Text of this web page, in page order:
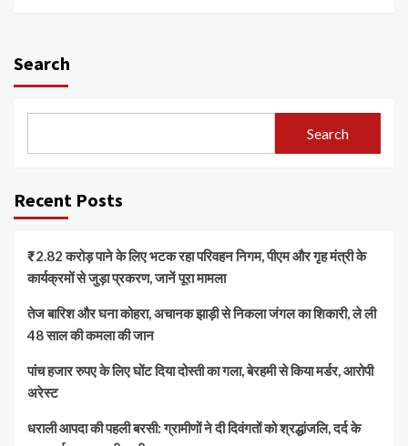
Search
Search
Recent Posts
₹2.82 करोड़ पाने के लिए भटक रहा परिवहन निगम, पीएम और गृह मंत्री के
कार्यक्रमों से जुड़ा प्रकरण, जानें पूरा मामला
तेज बारिश और घना कोहरा, अचानक झाड़ी से निकला जंगल का शिकारी, ले ली
48 साल की कमला की जान
पांच हजार रुपए के लिए घोंट दिया दोस्ती का गला, बेरहमी से किया मर्डर, आरोपी
अरेस्ट
धराली आपदा की पहली बरसी: ग्रामीणों ने दी दिवंगतों को श्रद्धांजलि, दर्द के